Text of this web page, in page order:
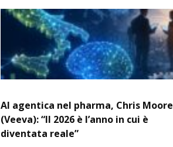
AI agentica nel pharma, Chris Moore
(Veeva): “Il 2026 è l’anno in cui è
diventata reale”